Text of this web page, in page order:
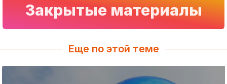
Закрытые материалы
Еще по этой теме